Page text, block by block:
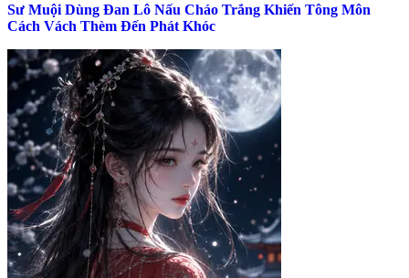
Sư Muội Dùng Đan Lô Nấu Cháo Trắng Khiến Tông Môn
Cách Vách Thèm Đến Phát Khóc